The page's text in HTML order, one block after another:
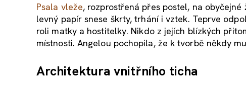
Psala vleže, rozprostřená přes postel, na
levný papír snese škrty, trhání i vztek. Teprve
roli matky a hostitelky. Nikdo z jejích blízkých
místnosti. Angelou pochopila, že k tvorbě někdy
Architektura vnitřního ticha